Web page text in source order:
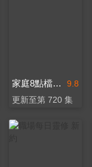
9.8
家庭8點檔轉轉發現愛
更新至第 720 集